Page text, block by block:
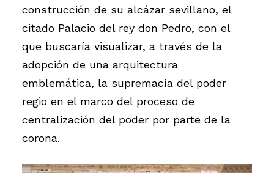
construcción de su alcázar sevillano, el
citado Palacio del rey don Pedro, con el
que buscaría visualizar, a través de la
adopción de una arquitectura
emblemática, la supremacía del poder
regio en el marco del proceso de
centralización del poder por parte de la
corona.